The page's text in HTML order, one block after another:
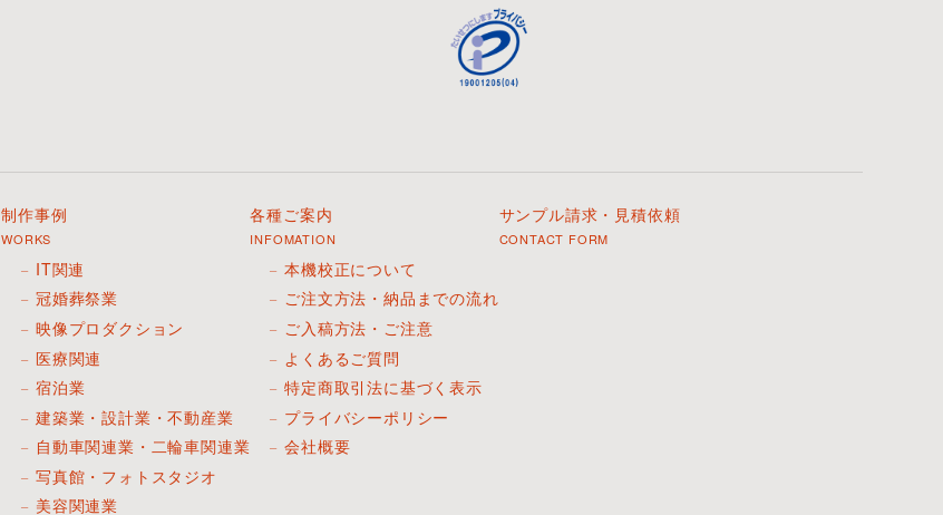
制作事例
WORKS
IT関連
冠婚葬祭業
映像プロダクション
医療関連
宿泊業
建築業・設計業・不動産業
自動車関連業・二輪車関連業
写真館・フォトスタジオ
美容関連業
各種ご案内
INFOMATION
本機校正について
ご注文方法・納品までの流れ
ご入稿方法・ご注意
よくあるご質問
特定商取引法に基づく表示
プライバシーポリシー
会社概要
サンプル請求・見積依頼
CONTACT FORM